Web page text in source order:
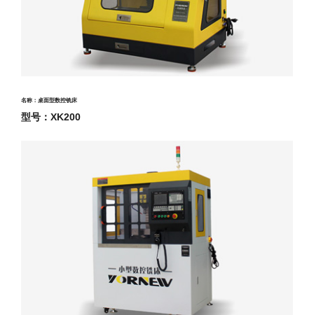
名称：桌面型数控铣床
型号：XK200